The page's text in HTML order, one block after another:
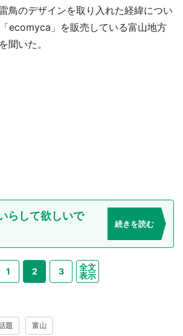
鳥のデザインを取り入れた経緯につい
ecomyca」を販売している富山地方
聞いた。
らして欲しいで
続きを読む
1 2 3
全文
表示
題 富山